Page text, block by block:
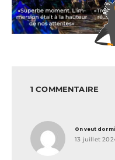
1 COMMENTAIRE
On veut
13 juillet